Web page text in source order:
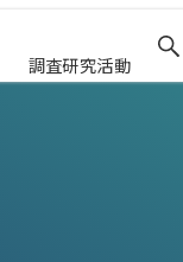
調査研究活動